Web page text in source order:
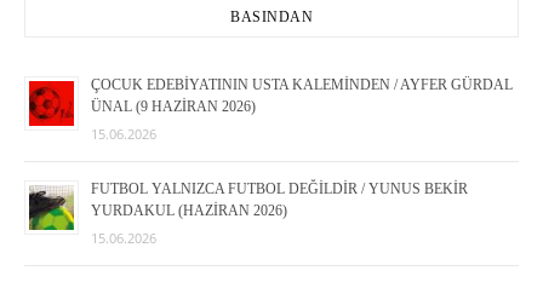
BASINDAN
ÇOCUK EDEBİYATININ USTA KALEMİNDEN / AYFER GÜRDAL
ÜNAL (9 HAZİRAN 2026)
15.06.2026
FUTBOL YALNIZCA FUTBOL DEĞİLDİR / YUNUS BEKİR
YURDAKUL (HAZİRAN 2026)
15.06.2026